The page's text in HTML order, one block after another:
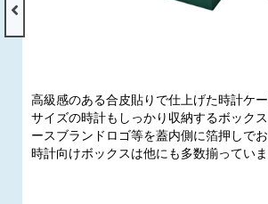
高級感のある合皮貼りで仕上げた時計ケ
サイズの時計もしっかり収納するボック
ースブランドロゴ等を蓋内側に箔押しでお
時計向けボックスは他にも多数揃っていま